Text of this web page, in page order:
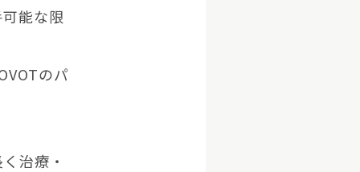
能な限
のパ
治療・